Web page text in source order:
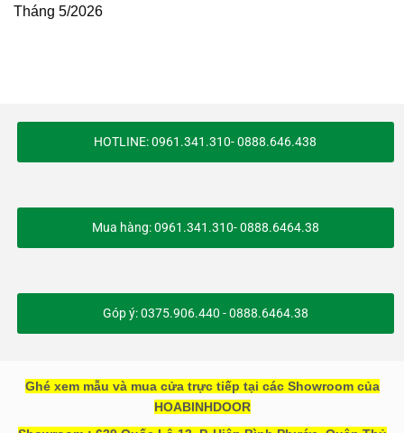
Tháng 5/2026
HOTLINE: 0961.341.310- 0888.646.438
Mua hàng: 0961.341.310- 0888.6464.38
Góp ý: 0375.906.440 - 0888.6464.38
Ghé xem mẫu và mua cửa trực tiếp tại các Showroom của
HOABINHDOOR